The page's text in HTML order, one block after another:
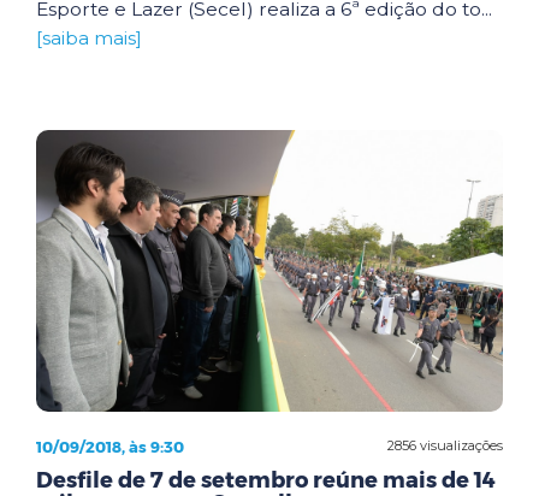
Esporte e Lazer (Secel) realiza a 6ª edição do to...
[saiba mais]
2856 visualizações
10/09/2018, às 9:30
Desfile de 7 de setembro reúne mais de 14